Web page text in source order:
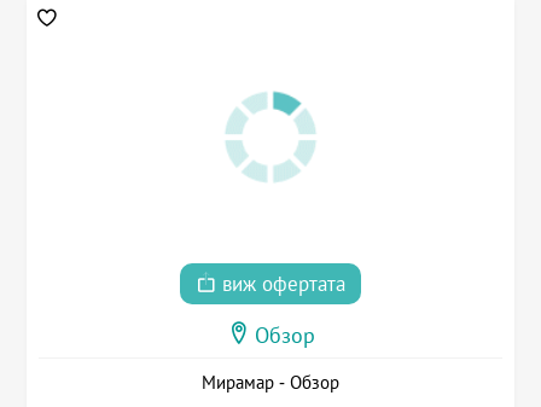
виж офертата
Обзор
Мирамар - Обзор